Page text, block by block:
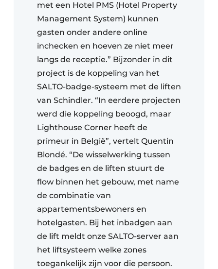
met een Hotel PMS (Hotel Property
Management System) kunnen
gasten onder andere online
inchecken en hoeven ze niet meer
langs de receptie.” Bijzonder in dit
project is de koppeling van het
SALTO-badge-systeem met de liften
van Schindler. “In eerdere projecten
werd die koppeling beoogd, maar
Lighthouse Corner heeft de
primeur in België”, vertelt Quentin
Blondé. “De wisselwerking tussen
de badges en de liften stuurt de
flow binnen het gebouw, met name
de combinatie van
appartementsbewoners en
hotelgasten. Bij het inbadgen aan
de lift meldt onze SALTO-server aan
het liftsysteem welke zones
toegankelijk zijn voor die persoon.